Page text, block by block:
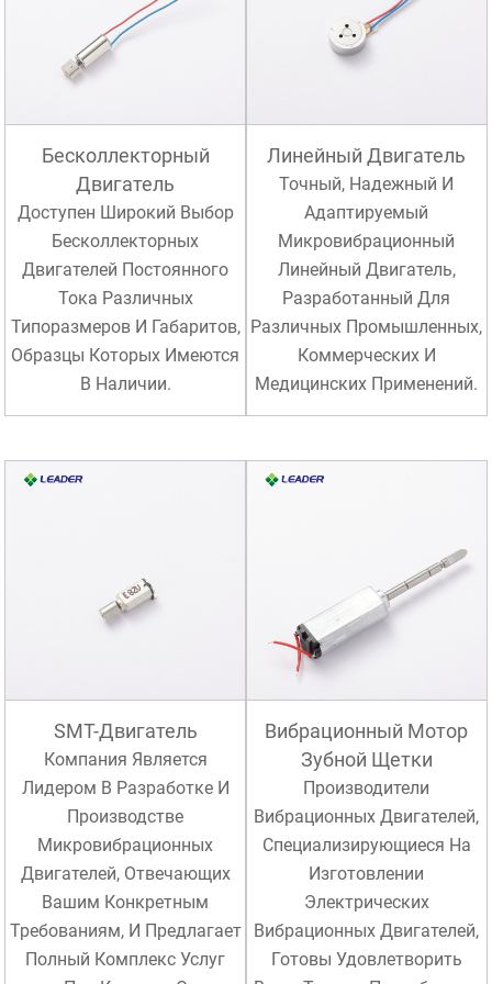
Бесколлекторный
Двигатель
Доступен Широкий Выбор
Бесколлекторных
Двигателей Постоянного
Тока Различных
Типоразмеров И Габаритов,
Образцы Которых Имеются
В Наличии.
Линейный Двигатель
Точный, Надежный И
Адаптируемый
Микровибрационный
Линейный Двигатель,
Разработанный Для
Различных Промышленных,
Коммерческих И
Медицинских Применений.
SMT-Двигатель
Компания Является
Лидером В Разработке И
Производстве
Микровибрационных
Двигателей, Отвечающих
Вашим Конкретным
Требованиям, И Предлагает
Полный Комплекс Услуг
Вибрационный Мотор
Зубной Щетки
Производители
Вибрационных Двигателей,
Специализирующиеся На
Изготовлении
Электрических
Вибрационных Двигателей,
Готовы Удовлетворить